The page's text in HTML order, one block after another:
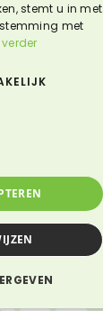
stemt u in met
met
verder